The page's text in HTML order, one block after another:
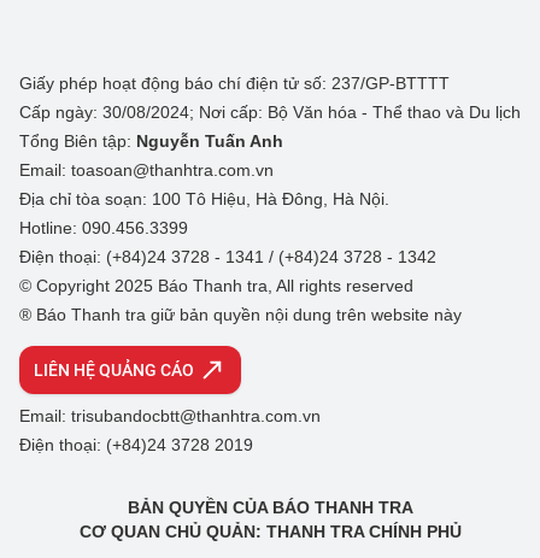
Giấy phép hoạt động báo chí điện tử số: 237/GP-BTTTT
Cấp ngày: 30/08/2024; Nơi cấp: Bộ Văn hóa - Thể thao và Du lịch
Tổng Biên tập: Nguyễn Tuấn Anh
Email: toasoan@thanhtra.com.vn
Địa chỉ tòa soạn: 100 Tô Hiệu, Hà Đông, Hà Nội.
Hotline: 090.456.3399
Điện thoại: (+84)24 3728 - 1341 / (+84)24 3728 - 1342
© Copyright 2025 Báo Thanh tra, All rights reserved
® Báo Thanh tra giữ bản quyền nội dung trên website này
LIÊN HỆ QUẢNG CÁO
Email: trisubandocbtt@thanhtra.com.vn
Điện thoại: (+84)24 3728 2019
BẢN QUYỀN CỦA BÁO THANH TRA
CƠ QUAN CHỦ QUẢN: THANH TRA CHÍNH PHỦ